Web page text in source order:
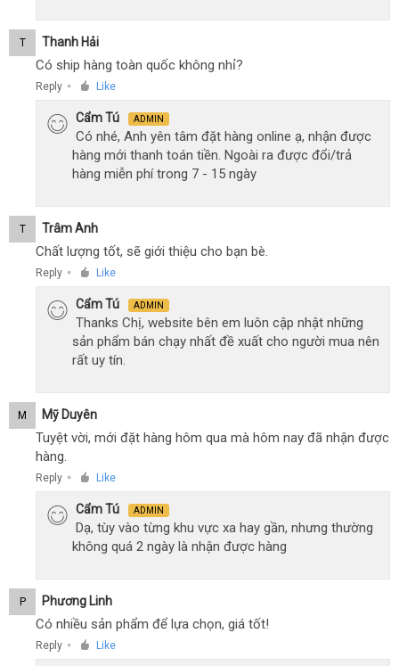
T Thanh Hải
Có ship hàng toàn quốc không nhỉ?
Reply ● Like
Cẩm Tú ADMIN
Có nhé, Anh yên tâm đặt hàng online ạ, nhận được
hàng mới thanh toán tiền. Ngoài ra được đổi/trả
hàng miễn phí trong 7 - 15 ngày
T Trâm Anh
Chất lượng tốt, sẽ giới thiệu cho bạn bè.
Reply ● Like
Cẩm Tú ADMIN
Thanks Chị, website bên em luôn cập nhật những
sản phẩm bán chạy nhất đề xuất cho người mua nên
rất uy tín.
M Mỹ Duyên
Tuyệt vời, mới đặt hàng hôm qua mà hôm nay đã nhận được
hàng.
Reply ● Like
Cẩm Tú ADMIN
Dạ, tùy vào từng khu vực xa hay gần, nhưng thường
không quá 2 ngày là nhận được hàng
P Phương Linh
Có nhiều sản phẩm để lựa chọn, giá tốt!
Reply ● Like